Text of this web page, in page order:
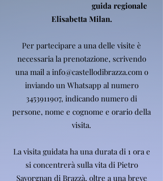
guida regionale
Elisabetta Milan.
Per partecipare a una delle visite è
necessaria la prenotazione, scrivendo
una mail ainfo@castellodibrazza.como
inviando un Whatsapp al numero
3453911907, indicando numero di
persone, nome e cognome e orario della
visita.
La visita guidata ha una durata di 1 ora e
si concentrerà sulla vita di Pietro
Savorgnan di Brazzà, oltre a una breve